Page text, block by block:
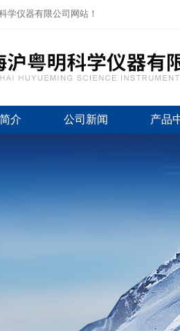
学仪器有限公司网站！
介 公司新闻 产品